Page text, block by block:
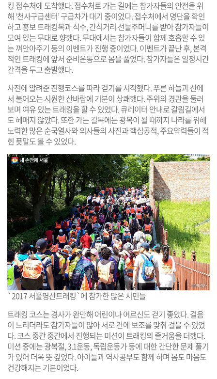
킹 접수처에 도착했다. 접수처로 가는 길에는 참가자들의 안전을 위
해 ‘천사구급센터’ 구급차가 대기 중이었다. 접수처에서 명단을 확인
하고 홍보 트래킹복과 식수, 간식거리 선물주머니를 받아 참가자들이
모여 있는 무대로 향했다. 무대에서는 참가자들이 함께 호흡할 수 있
는 껴안아주기 등의 이벤트가 진행 중이었다. 이벤트가 끝난 후, 본격
적인 트래킹에 앞서 준비운동으로 몸을 풀었다. 참가자들은 일정시간
간격을 두고 출발했다.
사전에 알려준 진행코스를 따라 걷기를 시작했다. 푸른 하늘과 산에
서 불어오는 시원한 산바람에 기분이 상쾌했다. 주위의 경관을 둘러
보며 여유 있는 트래킹을 할 수 있었다. 큐레이터 안내로 갈림길에서
도 헤매지 않았다. 또한 가는 길목에는 광복이 될 때까지 나라를 위해
노력한 많은 순국열사와 의사들의 사진과 핵심공적, 주요약력들이 적
힌 푯말도 볼 수 있었다.
`2017 서울명산트래킹`에 참가한 많은 시민들
트래킹 코스는 경사가 완만해 어린이나 어르신도 걷기 좋았다. 걸음
이 느리더라도 참가자들이 많아 서로 간에 보조를 맞춰 걸을 수 있었
다. 코스 중간 중간에서 진행되는 미션이 트래킹의 즐거움을 더했다.
미션 중에는 광복절, 3.1운동, 독립운동가 등에 대한 간단한 문제 풀기
가 있어 더욱 뜻 깊었다. 아이들과 역사공부도 함께 하며 몸도 마음도
건강해지는 기분이었다.